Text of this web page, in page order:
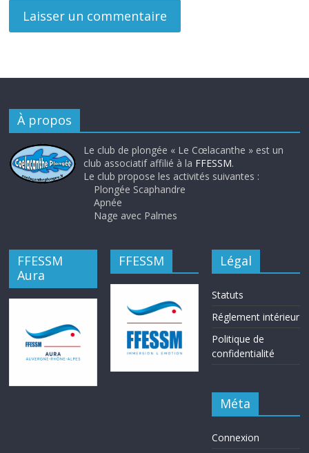
À propos
Le club de plongée « Le Cœlacanthe » est un
club associatif affilié à la FFESSM.
Le club propose les activités suivantes :
Plongée Scaphandre
Apnée
Nage avec Palmes
FFESSM
Aura
FFESSM Légal
Statuts
Réglement intérieur
Politique de
confidentialité
Méta
Connexion